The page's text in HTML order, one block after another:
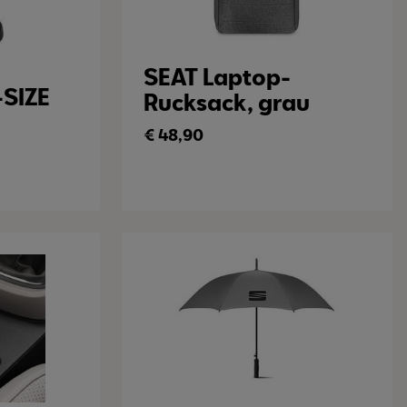
SEAT Laptop-
Rucksack, grau
€48,90